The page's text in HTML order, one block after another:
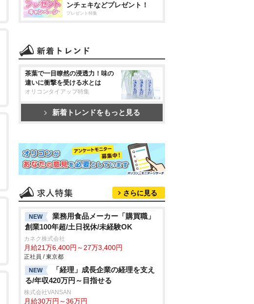
ンチェキなどプレゼント！
プレゼント特集
茶葉で一目瞭然の浸透力！味の
違いに衝撃を受ける水とは
オリコンタイアップ特集
新着トレンドをもっと見る
さらに見る
NEW
業務用食品メーカー「購買職」
創業100年超/土日祝休/未経験OK
カネク株式会社
月給21万6,400円～27万3,400円
正社員 / 東京都
NEW
「経理」成長企業の経理を支え
る/年収420万円～目指せる
株式会社VANSAN
月給30万円～36万円